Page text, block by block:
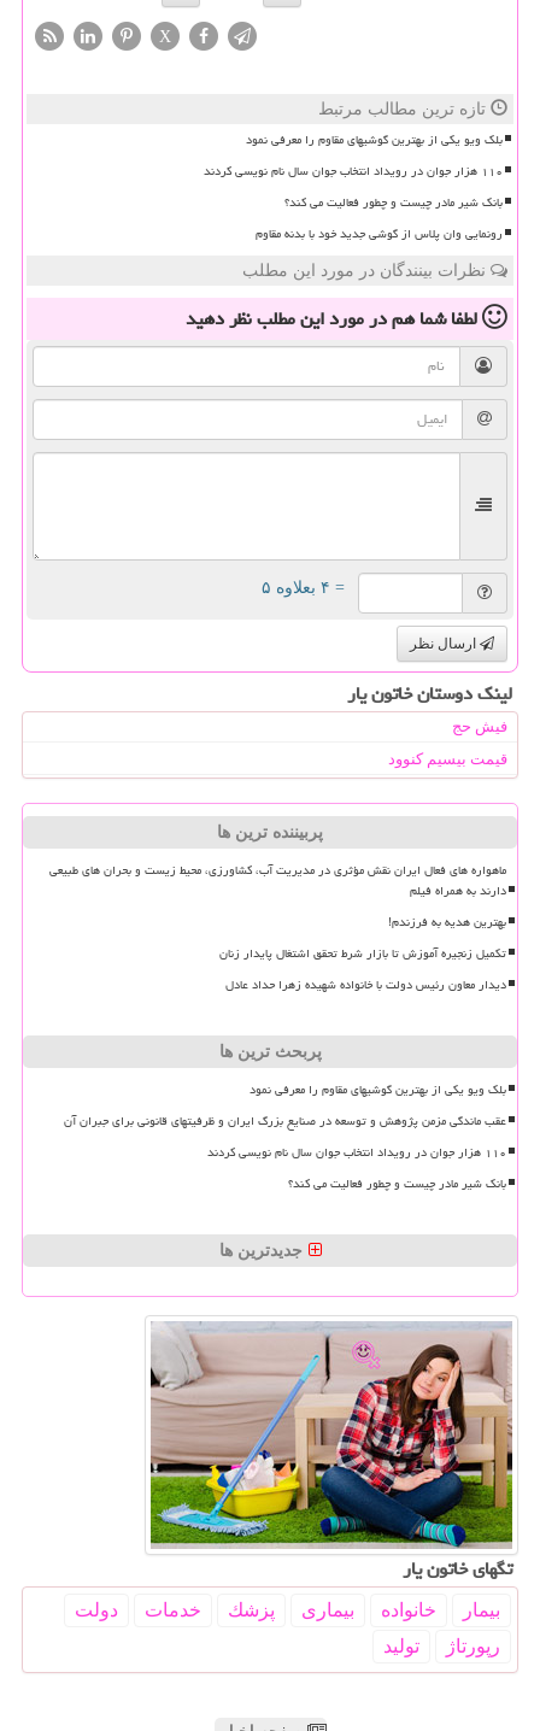
X
تازه ترین مطالب مرتبط
بلک ویو یکی از بهترین گوشیهای مقاوم را معرفی نمود
۱۱۰ هزار جوان در رویداد انتخاب جوان سال نام نویسی کردند
بانک شیر مادر چیست و چطور فعالیت می کند؟
رونمایی وان پلاس از گوشی جدید خود با بدنه مقاوم
نظرات بینندگان در مورد این مطلب
لطفا شما همدر مورد این مطلبنظر دهید
= ۴ بعلاوه ۵
ارسال نظر
لینک دوستان خاتون یار
فیش حج
قیمت بیسیم کنوود
پربیننده ترین ها
ماهواره های فعال ایران نقش مؤثری در مدیریت آب، کشاورزی، محیط زیست و بحران های طبیعی
دارند به همراه فیلم
بهترین هدیه به فرزندم!
تکمیل زنجیره آموزش تا بازار شرط تحقق اشتغال پایدار زنان
دیدار معاون رئیس دولت با خانواده شهیده زهرا حداد عادل
پربحث ترین ها
بلک ویو یکی از بهترین گوشیهای مقاوم را معرفی نمود
عقب ماندگی مزمن پژوهش و توسعه در صنایع بزرگ ایران و ظرفیتهای قانونی برای جبران آن
۱۱۰ هزار جوان در رویداد انتخاب جوان سال نام نویسی کردند
بانک شیر مادر چیست و چطور فعالیت می کند؟
جدیدترین ها
تگهای خاتون یار
بیمار خانواده بیماری پزشك خدمات
دولت
رپورتاژ
تولید